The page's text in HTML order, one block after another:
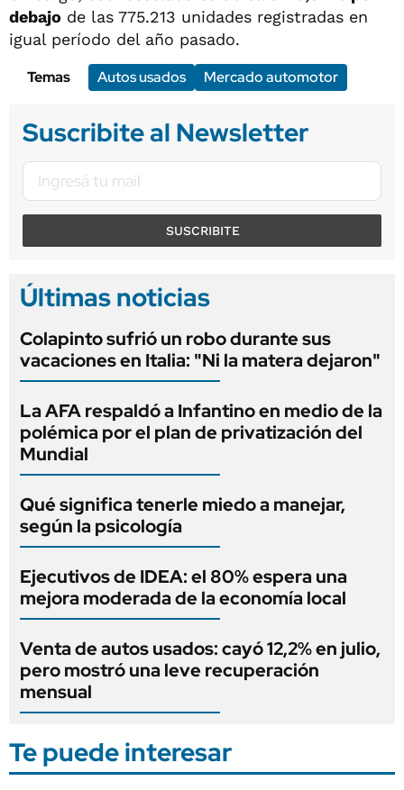
debajo de las 775.213 unidades registradas en
igual período del año pasado.
Temas
Autos usados Mercado automotor
Suscribite al Newsletter
SUSCRIBITE
Últimas noticias
Colapinto sufrió un robo durante sus
vacaciones en Italia: "Ni la matera dejaron"
La AFA respaldó a Infantino en medio de la
polémica por el plan de privatización del
Mundial
Qué significa tenerle miedo a manejar,
según la psicología
Ejecutivos de IDEA: el 80% espera una
mejora moderada de la economía local
Venta de autos usados: cayó 12,2% en julio,
pero mostró una leve recuperación
mensual
Te puede interesar